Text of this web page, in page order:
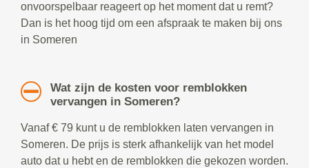
onvoorspelbaar reageert op het moment dat u remt?
Dan is het hoog tijd om een afspraak te maken bij ons
in Someren
Wat zijn de kosten voor remblokken
vervangen in Someren?
Vanaf € 79 kunt u de remblokken laten vervangen in
Someren. De prijs is sterk afhankelijk van het model
auto dat u hebt en de remblokken die gekozen worden.